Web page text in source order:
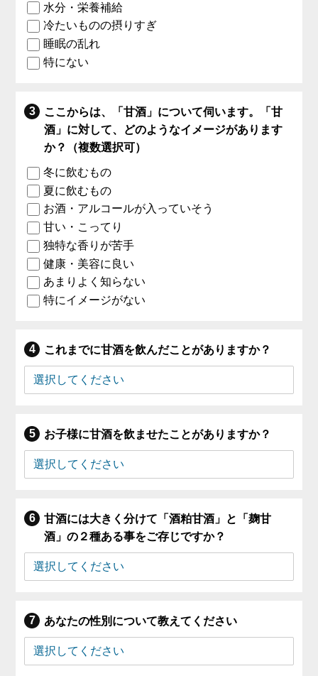
水分・栄養補給
冷たいものの摂りすぎ
睡眠の乱れ
特にない
ここからは、「甘酒」について伺います。「甘
酒」に対して、どのようなイメージがあります
か？（複数選択可）
冬に飲むもの
夏に飲むもの
お酒・アルコールが入っていそう
甘い・こってり
独特な香りが苦手
健康・美容に良い
あまりよく知らない
特にイメージがない
これまでに甘酒を飲んだことがありますか？
お子様に甘酒を飲ませたことがありますか？
甘酒には大きく分けて「酒粕甘酒」と「麹甘
酒」の２種ある事をご存じですか？
あなたの性別について教えてください